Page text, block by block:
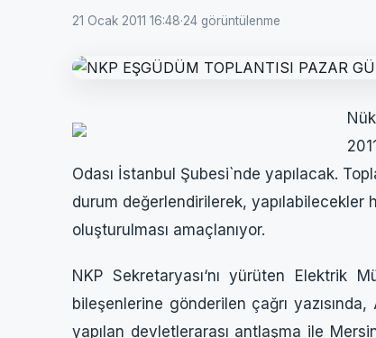
21 Ocak 2011 16:48·24 görüntülenme
Odası İstanbul Şubesi`nde yapılacak.
durum değerlendirilerek, yapılabilecekler
oluşturulması amaçlanıyor.
NKP Sekretaryası‘nı yürüten Elektrik
bileşenlerine gönderilen çağrı
yapılan devletlerarası antlaşma ile